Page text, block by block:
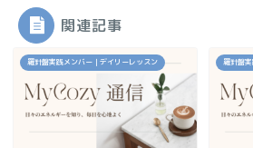
関連記事
羅針盤実践メンバー｜デイリーレッスン 羅針盤